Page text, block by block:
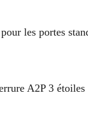
les portes
A2P 3 étoiles